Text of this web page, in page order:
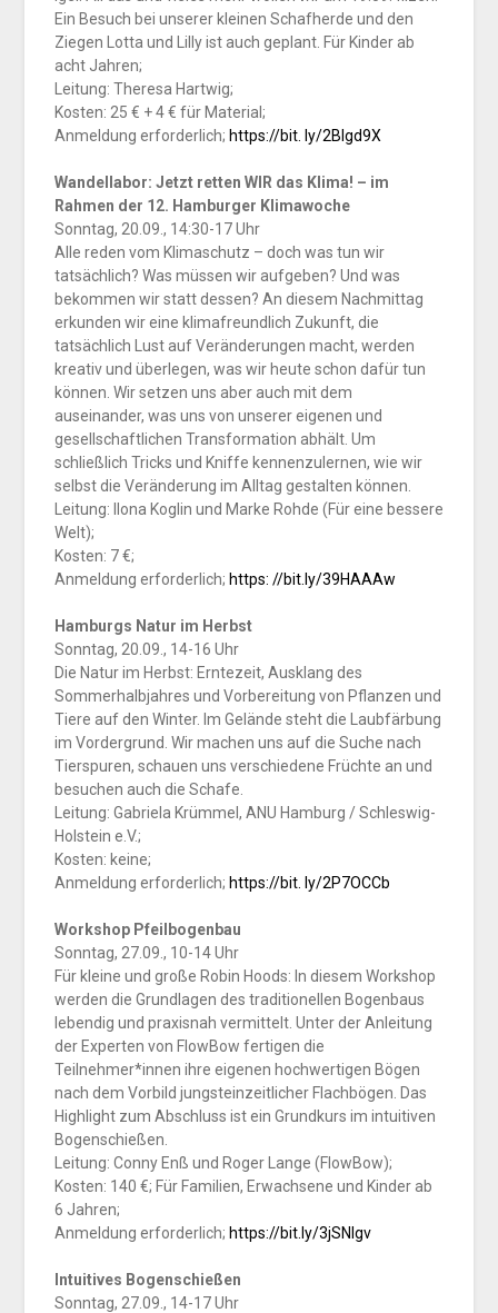
Ein Besuch bei unserer kleinen Schafherde und den
Ziegen Lotta und Lilly ist auch geplant. Für Kinder ab
acht Jahren;
Leitung: Theresa Hartwig;
Kosten: 25 € + 4 € für Material;
Anmeldung erforderlich; https://bit. ly/2BIgd9X
Wandellabor: Jetzt retten WIR das Klima! – im
Rahmen der 12. Hamburger Klimawoche
Sonntag, 20.09., 14:30-17 Uhr
Alle reden vom Klimaschutz – doch was tun wir
tatsächlich? Was müssen wir aufgeben? Und was
bekommen wir statt dessen? An diesem Nachmittag
erkunden wir eine klimafreundlich Zukunft, die
tatsächlich Lust auf Veränderungen macht, werden
kreativ und überlegen, was wir heute schon dafür tun
können. Wir setzen uns aber auch mit dem
auseinander, was uns von unserer eigenen und
gesellschaftlichen Transformation abhält. Um
schließlich Tricks und Kniffe kennenzulernen, wie wir
selbst die Veränderung im Alltag gestalten können.
Leitung: Ilona Koglin und Marke Rohde (Für eine bessere
Welt);
Kosten: 7 €;
Anmeldung erforderlich; https: //bit.ly/39HAAAw
Hamburgs Natur im Herbst
Sonntag, 20.09., 14-16 Uhr
Die Natur im Herbst: Erntezeit, Ausklang des
Sommerhalbjahres und Vorbereitung von Pflanzen und
Tiere auf den Winter. Im Gelände steht die Laubfärbung
im Vordergrund. Wir machen uns auf die Suche nach
Tierspuren, schauen uns verschiedene Früchte an und
besuchen auch die Schafe.
Leitung: Gabriela Krümmel, ANU Hamburg / Schleswig-
Holstein e.V.;
Kosten: keine;
Anmeldung erforderlich; https://bit. ly/2P7OCCb
Workshop Pfeilbogenbau
Sonntag, 27.09., 10-14 Uhr
Für kleine und große Robin Hoods: In diesem Workshop
werden die Grundlagen des traditionellen Bogenbaus
lebendig und praxisnah vermittelt. Unter der Anleitung
der Experten von FlowBow fertigen die
Teilnehmer*innen ihre eigenen hochwertigen Bögen
nach dem Vorbild jungsteinzeitlicher Flachbögen. Das
Highlight zum Abschluss ist ein Grundkurs im intuitiven
Bogenschießen.
Leitung: Conny Enß und Roger Lange (FlowBow);
Kosten: 140 €; Für Familien, Erwachsene und Kinder ab
6 Jahren;
Anmeldung erforderlich; https://bit.ly/3jSNlgv
Intuitives Bogenschießen
Sonntag, 27.09., 14-17 Uhr